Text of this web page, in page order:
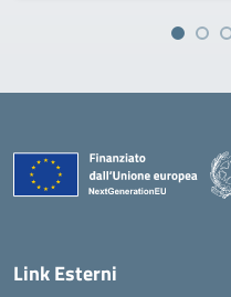
Link Esterni